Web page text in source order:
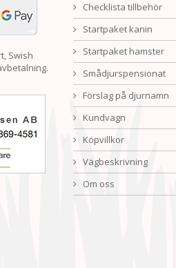
Swish
Checklista tillbehör
Startpaket kanin
Startpaket hamster
Smådjurspensionat
Förslag på djurnamn
Kundvagn
Köpvillkor
Vägbeskrivning
Om oss